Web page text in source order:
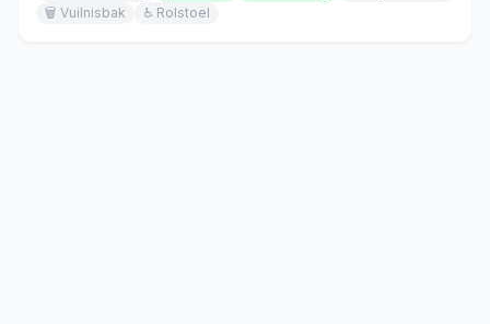
🗑️ Vuilnisbak ♿ Rolstoel